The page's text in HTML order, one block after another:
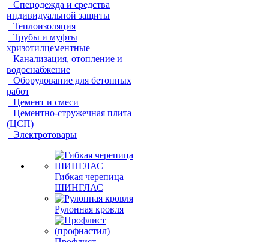
Спецодежда и средства
индивидуальной защиты
Теплоизоляция
Трубы и муфты
хризотилцементные
Канализация, отопление и
водоснабжение
Оборудование для бетонных
работ
Цемент и смеси
Цементно-стружечная плита
(ЦСП)
Электротовары
Гибкая черепица
ШИНГЛАС
Рулонная кровля